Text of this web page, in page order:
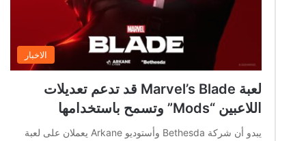
الاخبار
لعبة Marvel’s Blade قد تدعم تعديلات
اللاعبين “Mods” وتسمح باستخدامها
يبدو أن شركة Bethesda وأستوديو Arkane يعملان على لعبة